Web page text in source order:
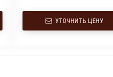
УТОЧНИТЬ ЦЕНУ